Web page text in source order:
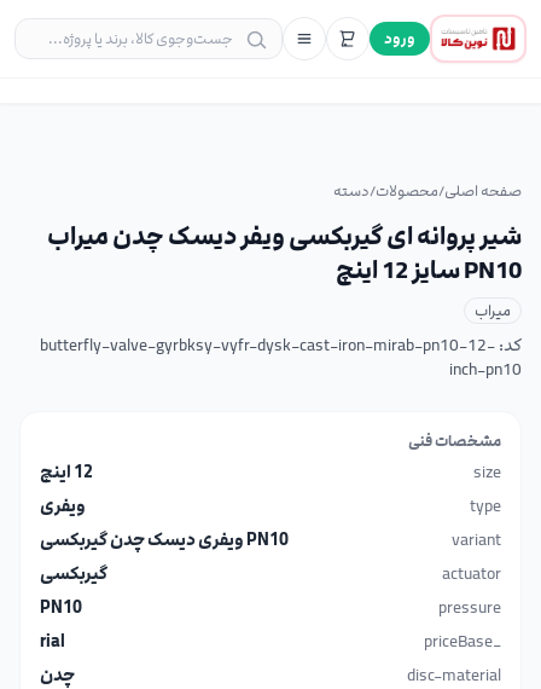
ورود
صفحه اصلی/محصولات/دسته
شیر پروانه ای گیربکسی ویفر دیسک چدن میراب
PN10 سایز 12 اینچ
میراب
کد:butterfly-valve-gyrbksy-vyfr-dysk-cast-iron-mirab-pn10-12-
inch-pn10
مشخصات فنی
size
12 اینچ
type
ویفری
variant
PN10 ویفری دیسک چدن گیربکسی
actuator
گیربکسی
pressure
PN10
_priceBase
rial
disc-material
چدن